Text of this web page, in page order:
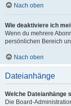
Nach oben
Wie deaktiviere ich
Wenn du mehrere
persönlichen Bereich
Nach oben
Dateianhänge
Welche Dateianhänge
Die Board-